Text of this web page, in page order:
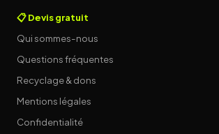
📋 Devis gratuit
Qui sommes-nous
Questions fréquentes
Recyclage & dons
Mentions légales
Confidentialité